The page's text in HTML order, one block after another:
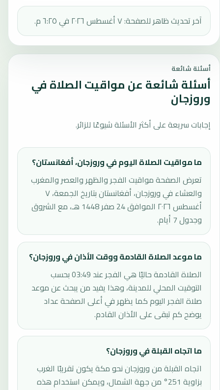
آخر تحديث ظاهر للصفحة: ٧ أغسطس ٢٠٢٦ في ٦:٢٥ م.
أسئلة شائعة
أسئلة شائعة عن مواقيت الصلاة في
وروزجان
إجابات سريعة على أكثر الأسئلة شيوعًا للزائر.
ما مواقيت الصلاة اليوم في وروزجان، أفغانستان؟
تعرض الصفحة مواقيت الفجر والظهر والعصر والمغرب
والعشاء في وروزجان، أفغانستان بتاريخ الجمعة، ٧
أغسطس ٢٠٢٦ الموافق 24 صفر 1448 هـ، مع الشروق
وجدول 7 أيام.
ما موعد الصلاة القادمة ووقت الأذان في وروزجان؟
الصلاة القادمة حاليًا هي الفجر عند 03:49 بحسب
التوقيت المحلي للمدينة، وهذا يفيد من يبحث عن موعد
صلاة الفجر اليوم كما يظهر في أعلى الصفحة عداد
يوضح كم تبقى على الأذان القادم.
ما اتجاه القبلة في وروزجان؟
اتجاه القبلة من وروزجان نحو مكة يكون تقريبًا الغرب
بزاوية 251° من جهة الشمال، ويمكن استخدام هذه